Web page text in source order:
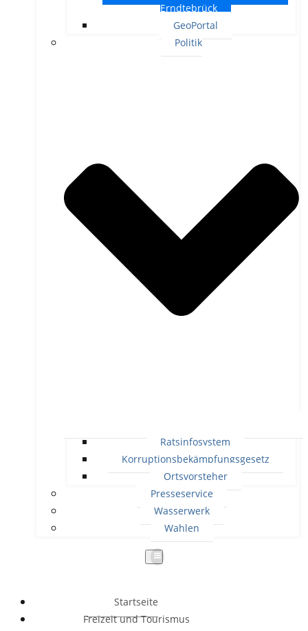
Erndtebrück
GeoPortal
Politik
Ratsinfosystem
Korruptionsbekämpfungsgesetz
Ortsvorsteher
Presseservice
Wasserwerk
Wahlen
Startseite
Freizeit und Tourismus